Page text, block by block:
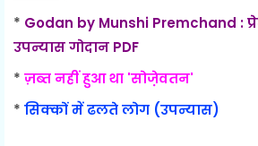
* Godan by Munshi Premchand :
उपन्यास गोदान PDF
* ज़ब्त नहीं हुआ था 'सोजे़वतन'
* सिक्कों में ढलते लोग (उपन्यास)